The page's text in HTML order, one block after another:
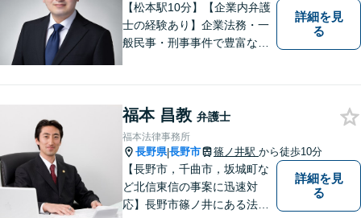
【松本駅10分】【企業内弁護
士の経験あり】企業法務・一
般民事・刑事事件で豊富な実
供します。
詳細を見
る
福本 昌教 弁護士
福本法律事務所
長野県|長野市 篠ノ井駅 から徒歩10分
【長野市，千曲市，坂城町な
ど北信東信の事案に迅速対
応】長野市篠ノ井にある法律
詳細を見
る